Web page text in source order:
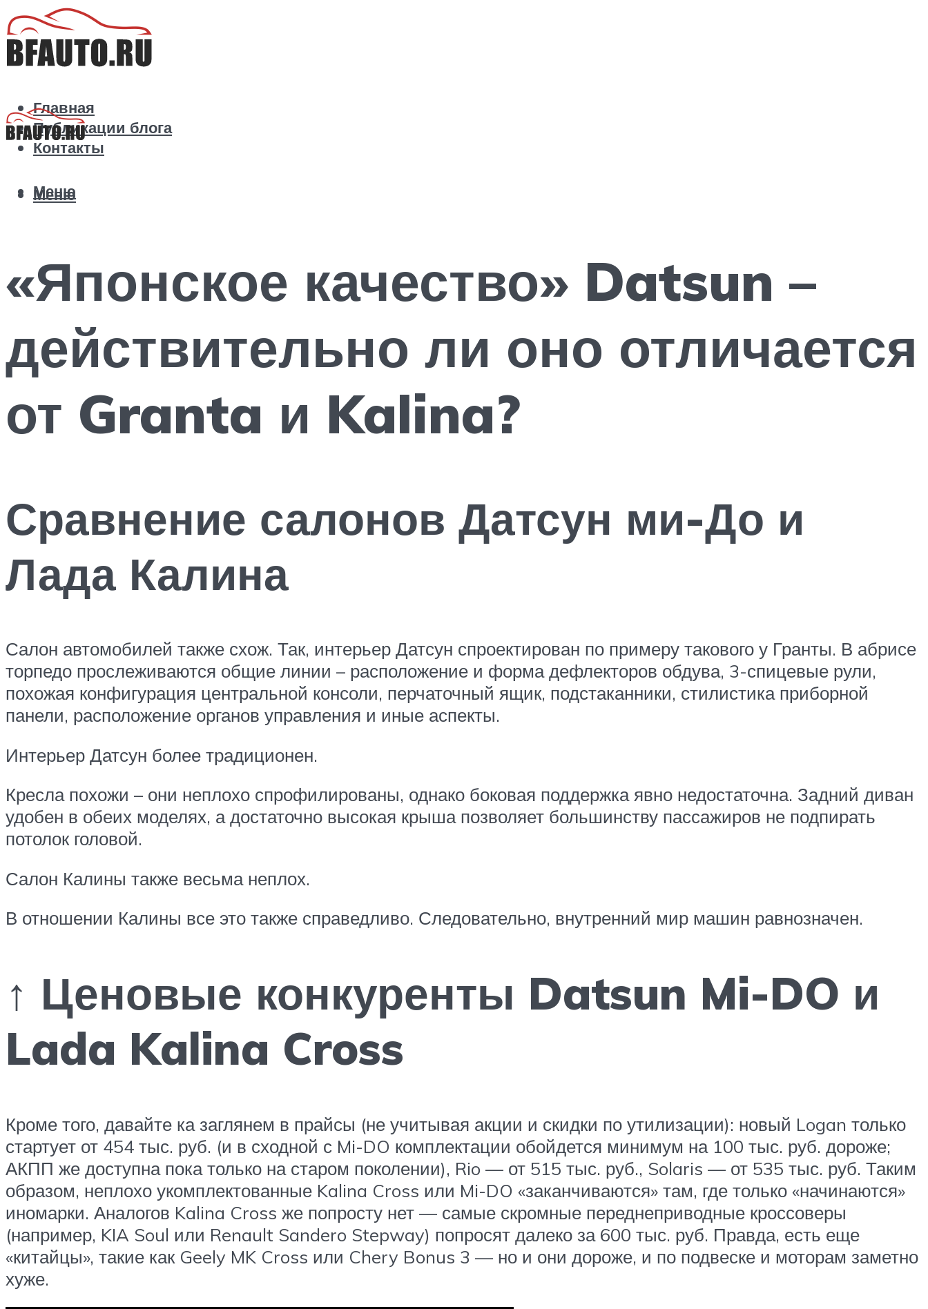
Главная
Публикации блога
Контакты
Меню
Меню
«Японское качество» Datsun –
действительно ли оно отличается
от Granta и Kalina?
Сравнение салонов Датсун ми-До и
Лада Калина
Салон автомобилей также схож. Так, интерьер Датсун спроектирован по примеру такового у Гранты. В абрисе
торпедо прослеживаются общие линии – расположение и форма дефлекторов обдува, 3-спицевые рули,
похожая конфигурация центральной консоли, перчаточный ящик, подстаканники, стилистика приборной
панели, расположение органов управления и иные аспекты.
Интерьер Датсун более традиционен.
Кресла похожи – они неплохо спрофилированы, однако боковая поддержка явно недостаточна. Задний диван
удобен в обеих моделях, а достаточно высокая крыша позволяет большинству пассажиров не подпирать
потолок головой.
Салон Калины также весьма неплох.
В отношении Калины все это также справедливо. Следовательно, внутренний мир машин равнозначен.
↑ Ценовые конкуренты Datsun Mi-DO и
Lada Kalina Cross
Кроме того, давайте ка заглянем в прайсы (не учитывая акции и скидки по утилизации): новый Logan только
стартует от 454 тыс. руб. (и в сходной с Mi-DO комплектации обойдется минимум на 100 тыс. руб. дороже;
АКПП же доступна пока только на старом поколении), Rio — от 515 тыс. руб., Solaris — от 535 тыс. руб. Таким
образом, неплохо укомплектованные Kalina Cross или Mi-DO «заканчиваются» там, где только «начинаются»
иномарки. Аналогов Kalina Cross же попросту нет — самые скромные переднеприводные кроссоверы
(например, KIA Soul или Renault Sandero Stepway) попросят далеко за 600 тыс. руб. Правда, есть еще
«китайцы», такие как Geely MK Cross или Chery Bonus 3 — но и они дороже, и по подвеске и моторам заметно
хуже.